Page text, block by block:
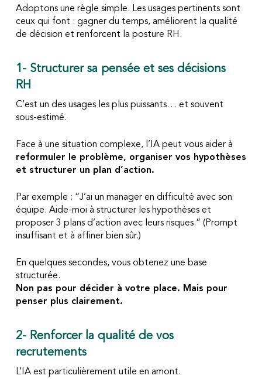
Adoptons une règle simple. Les usages pertinents sont
ceux qui font : gagner du temps, améliorent la qualité
de décision et renforcent la posture RH.
1- Structurer sa pensée et ses décisions
RH
C’est un des usages les plus puissants… et souvent
sous-estimé.
Face à une situation complexe, l’IA peut vous aider à
reformuler le problème, organiser vos hypothèses
et structurer un plan d’action.
Par exemple : “J’ai un manager en difficulté avec son
équipe. Aide-moi à structurer les hypothèses et
proposer 3 plans d’action avec leurs risques.” (Prompt
insuffisant et à affiner bien sûr.)
En quelques secondes, vous obtenez une base
structurée.
Non pas pour décider à votre place. Mais pour
penser plus clairement.
2- Renforcer la qualité de vos
recrutements
L’IA est particulièrement utile en amont.